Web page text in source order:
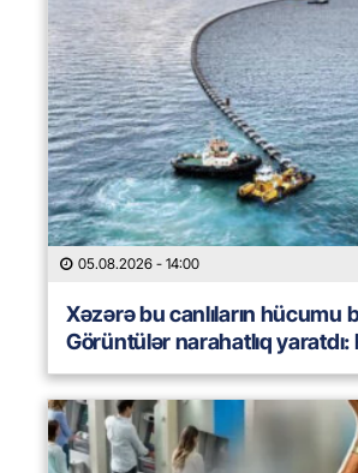
05.08.2026 - 14:00
Xəzərə bu canlıların hücumu
Görüntülər narahatlıq yaratdı: